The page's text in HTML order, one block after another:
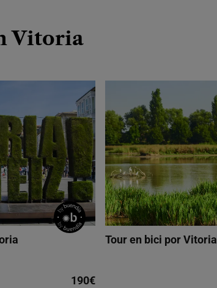
Vitoria
190€
Tour en bici por Vitoria